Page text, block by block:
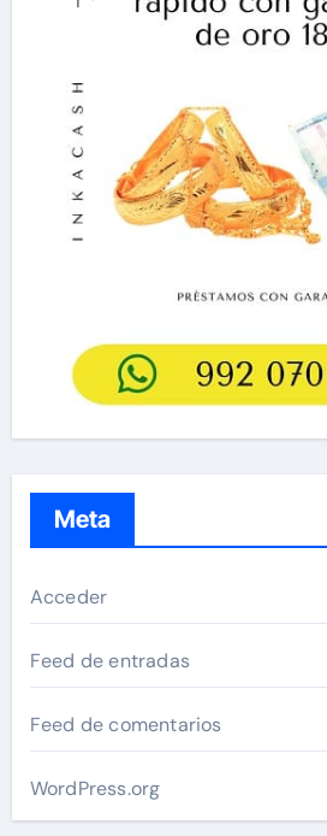
Meta
Acceder
Feed de entradas
Feed de comentarios
WordPress.org